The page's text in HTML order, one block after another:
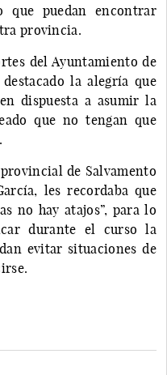
que puedan encontrar
provincia.
del Ayuntamiento de
la alegría que
dispuesta a asumir la
que no tengan que
de Salvamento
les recordaba que
no hay atajos”, para lo
durante el curso la
evitar situaciones de